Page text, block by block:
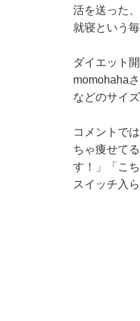
活を送った
就寝という
ダイエット
momohaha
などのサイ
コメントで
ちゃ痩せて
す！」「こ
スイッチ入